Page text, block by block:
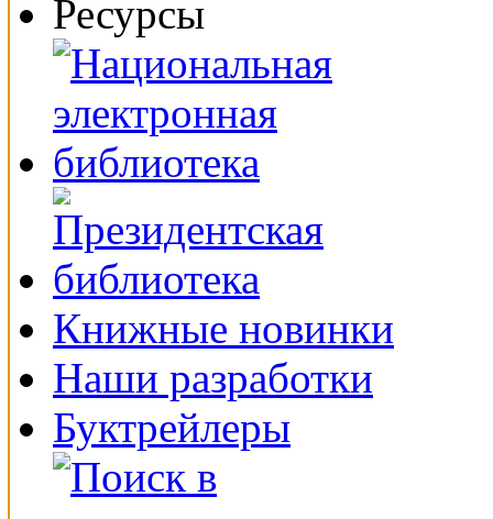
Ресурсы
Книжные новинки
Наши разработки
Буктрейлеры